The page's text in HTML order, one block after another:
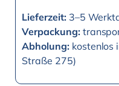
Lieferzeit:3–5
Verpackung:
Abholung:kostenlos
Straße 275)